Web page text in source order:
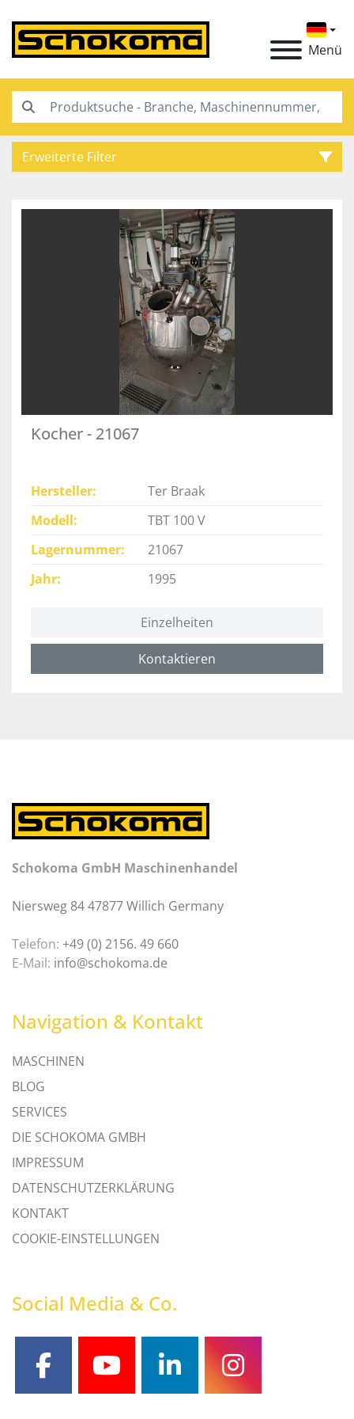
Menü
Erweiterte Filter
Kocher - 21067
Hersteller
Ter Braak
Modell
TBT 100 V
Lagernummer
21067
Jahr
1995
Einzelheiten
Kontaktieren
Schokoma GmbH Maschinenhandel
Niersweg 84 47877 Willich Germany
Telefon: +49 (0) 2156. 49 660
E-Mail: info@schokoma.de
Navigation & Kontakt
MASCHINEN
BLOG
SERVICES
DIE SCHOKOMA GMBH
IMPRESSUM
DATENSCHUTZERKLÄRUNG
KONTAKT
COOKIE-EINSTELLUNGEN
Social Media & Co.
facebookyoutubelinkedininstagram